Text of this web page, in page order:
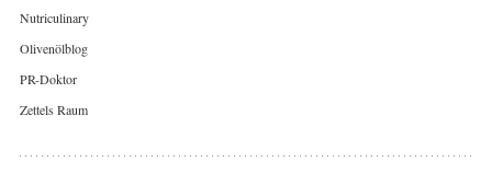
Nutriculinary
Olivenölblog
PR-Doktor
Zettels Raum